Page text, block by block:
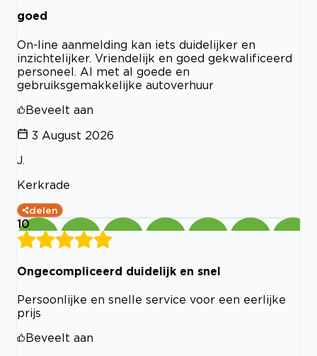
goed
On-line aanmelding kan iets duidelijker en
inzichtelijker. Vriendelijk en goed gekwalificeerd
personeel. Al met al goede en
gebruiksgemakkelijke autoverhuur
Beveelt aan
3 August 2026
J.
Kerkrade
delen
10
Ongecompliceerd duidelijk en snel
Persoonlijke en snelle service voor een eerlijke
prijs
Beveelt aan